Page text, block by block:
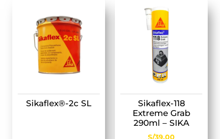
Sikaflex®-2c SL
Sikaflex-118
Extreme Grab
290ml – SIKA
S/39.00